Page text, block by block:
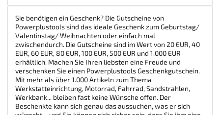
Sie benötigen ein Geschenk? Die Gutscheine von
Powerplustools sind das ideale Geschenk zum Geburtstag/
Valentinstag/ Weihnachten oder einfach mal
zwischendurch. Die Gutscheine sind im Wert von 20 EUR, 40
EUR, 60 EUR, 80 EUR, 100 EUR, 500 EUR und 1.000 EUR
erhältlich. Machen Sie Ihren liebsten eine Freude und
verschenken Sie einen Powerplustools Geschenkgutschein.
Mit mehr als über 1.000 Artikeln zum Thema
Werkstatteinrichtung, Motorrad, Fahrrad, Sandstrahlen,
Werkbank... bleiben fast keine Wünsche offen. Der
Beschenkte kann sich genau das aussuchen, was er sich